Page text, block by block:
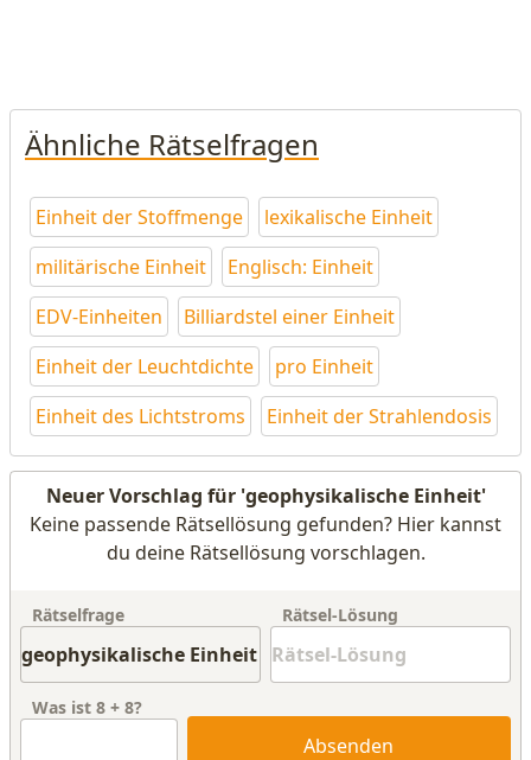
Ähnliche Rätselfragen
Einheit der Stoffmenge
lexikalische Einheit
militärische Einheit
Englisch: Einheit
EDV-Einheiten
Billiardstel einer Einheit
Einheit der Leuchtdichte
pro Einheit
Einheit des Lichtstroms
Einheit der Strahlendosis
Neuer Vorschlag für 'geophysikalische Einheit'
Keine passende Rätsellösung gefunden? Hier kannst
du deine Rätsellösung vorschlagen.
Rätselfrage Rätsel-Lösung
Was ist 8 + 8?
Absenden